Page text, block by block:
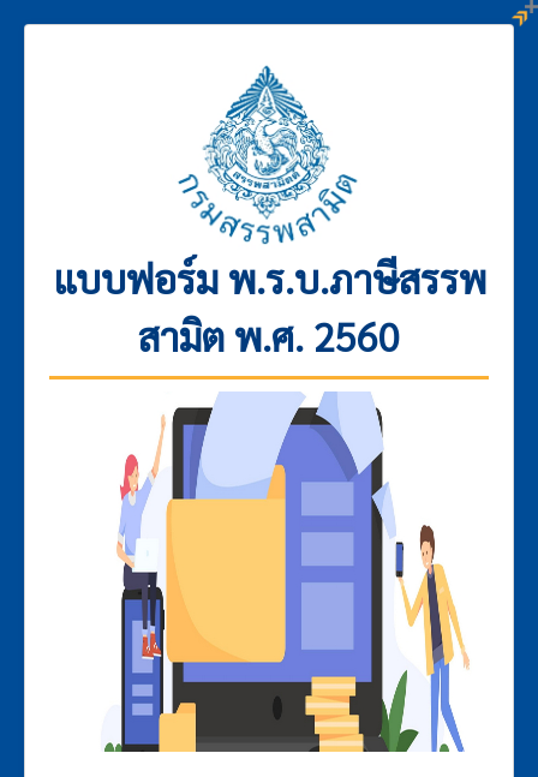
แบบฟอร์ม พ.ร.บ.ภาษีสรรพ
สามิต พ.ศ. 2560